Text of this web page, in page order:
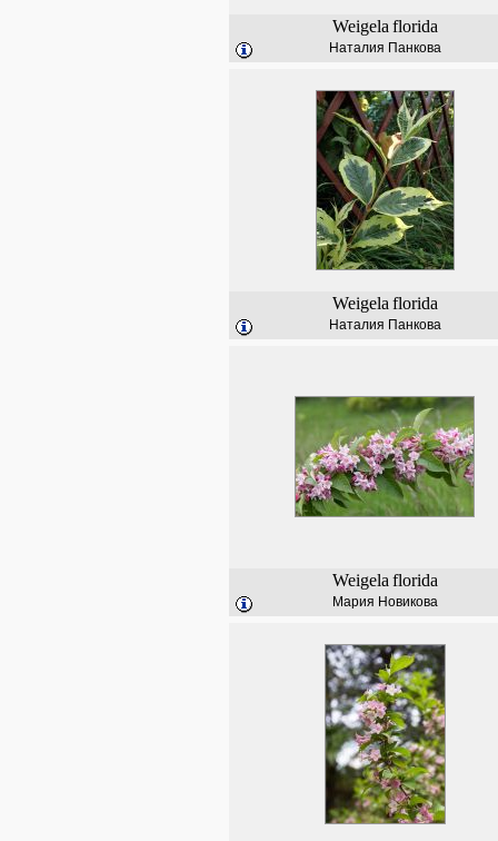
Weigela florida
Наталия Панкова
Weigela florida
Наталия Панкова
Weigela florida
Мария Новикова